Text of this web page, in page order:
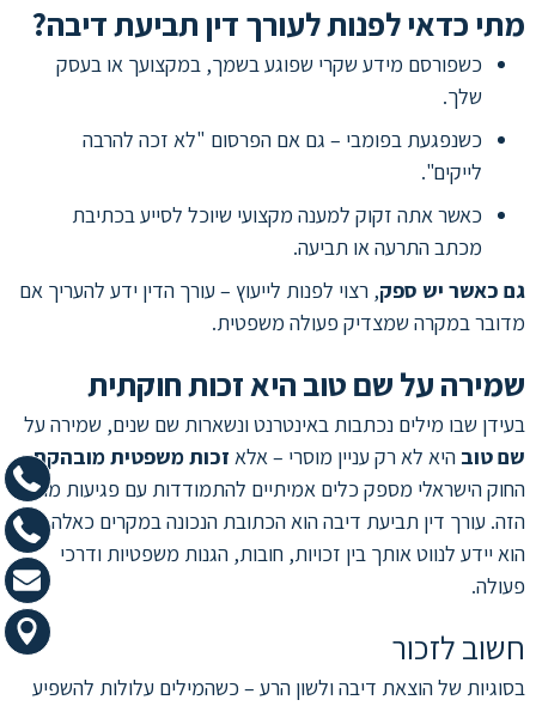
מתי כדאי לפנות לעורך דין תביעת דיבה?
כשפורסם מידע שקרי שפוגע בשמך, במקצועך או בעסק
שלך.
כשנפגעת בפומבי – גם אם הפרסום "לא זכה להרבה
לייקים".
כאשר אתה זקוק למענה מקצועי שיוכל לסייע בכתיבת
מכתב התרעה או תביעה.
גם כאשר יש ספק, רצוי לפנות לייעוץ – עורך הדין ידע להעריך אם
מדובר במקרה שמצדיק פעולה משפטית.
שמירה על שם טוב היא זכות חוקתית
בעידן שבו מילים נכתבות באינטרנט ונשארות שם שנים, שמירה על
שם טוב היא לא רק עניין מוסרי – אלא זכות משפטית מובהקת.
החוק הישראלי מספק כלים אמיתיים להתמודדות עם פגיעות מהסוג
הזה. עורך דין תביעת דיבה הוא הכתובת הנכונה במקרים כאלה –
הוא יידע לנווט אותך בין זכויות, חובות, הגנות משפטיות ודרכי
פעולה.
חשוב לזכור
בסוגיות של הוצאת דיבה ולשון הרע – כשהמילים עלולות להשפיע